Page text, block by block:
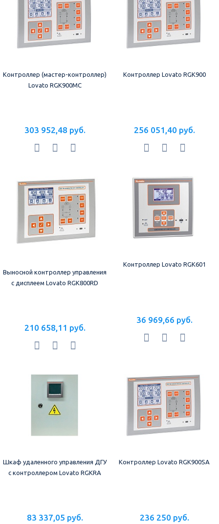
Контроллер (мастер-контроллер)
Lovato RGK900MC
303 952,48 руб.
Контроллер Lovato RGK900
256 051,40 руб.
Выносной контроллер управления
с дисплеем Lovato RGK800RD
210 658,11 руб.
Контроллер Lovato RGK601
36 969,66 руб.
Шкаф удаленного управления ДГУ
с контроллером Lovato RGKRA
83 337,05 руб.
Контроллер Lovato RGK900SA
236 250 руб.